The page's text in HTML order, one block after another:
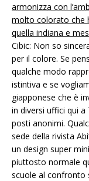
armonizza con
molto colorato che
quella indiana e
Cibic: Non so
per il colore. Se
qualche modo
istintiva e se
giapponese che è
in diversi uffici qui
posti anonimi.
sede della rivista
un design super
piuttosto normale
scuole al confronto